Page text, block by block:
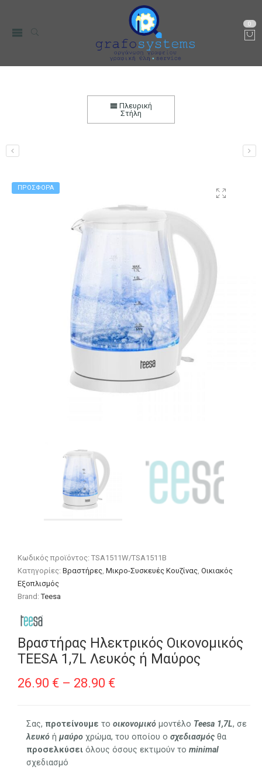
0
Λευκός ή Μαύρος
Μικρο-Συσκευές Κουζίνας
Πλευρική
Στήλη
ΠΡΟΣΦΟΡΑ
Κωδικός προϊόντος:TSA1511W/TSA1511B
Κατηγορίες:Βραστήρες,Μικρο-Συσκευές Κουζίνας,Οικιακός
Εξοπλισμός
Brand:Teesa
Βραστήρας Ηλεκτρικός Οικονομικός
TEESA 1,7L Λευκός ή Μαύρος
26.90 € – 28.90 €Price
26.90 €
through
Σας, προτείνουμε τοοικονομικόμοντέλο Teesa 1,7L, σε
λευκόήμαύροχρώμα, του οποίου οσχεδιασμός θα
προσελκύσει όλους όσους εκτιμούν τominimal
σχεδιασμό